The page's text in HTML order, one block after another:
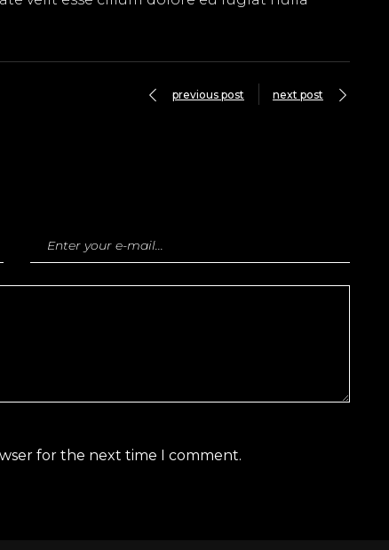
previous post next post
for the next time I comment.